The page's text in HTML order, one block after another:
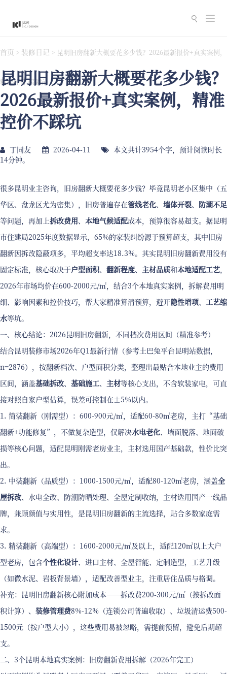
切
换
导
航
首页 > 装修日记 > 昆明旧房翻新大概要花多少钱？2026最新报价+真实案例，
精准控价不踩坑
昆明旧房翻新大概要花多少钱？
2026最新报价+真实案例，精准
控价不踩坑
丁同友 2026-04-11
本文共计3954个字，预计阅读时长
14分钟。
很多昆明业主咨询，旧房翻新大概要花多少钱？毕竟昆明老小区集中（五
华区、盘龙区尤为密集），旧房普遍存在管线老化、 墙体开裂、 防潮不足
等问题，再加上拆改费用、 本地气候适配成本，预算很容易超支。据昆明
市住建局2025年度数据显示，65%的家装纠纷源于预算超支，其中旧房
翻新因拆改隐蔽项多，平均超支率达18.3%。其实昆明旧房翻新费用没有
固定标准，核心取决于户型面积、 翻新程度、 主材品质和本地适配工艺，
2026年市场均价在600-2000元/㎡，结合3个本地真实案例，拆解费用明
细、影响因素和控价技巧，帮大家精准算清预算，避开隐性增项、 工艺缩
水等坑。
一、核心结论：2026昆明旧房翻新，不同档次费用区间（精准参考）
结合昆明装修市场2026年Q1最新行情（参考土巴兔平台昆明站数据，
n=2876），按翻新档次、户型面积分类，整理出最贴合本地业主的费用
区间，涵盖基础拆改、 基础施工、 主材等核心支出，不含软装家电，可直
接对照自家户型估算，误差可控制在±5%以内。
1. 简装翻新（刚需型）：600-900元/㎡，适配60-80㎡老房，主打“基础
翻新+功能修复”，不做复杂造型，仅解决水电老化、墙面脱落、地面破
损等核心问题，适配昆明刚需老房业主，主材选用国产基础款，性价比突
出。
2. 中装翻新（品质型）：1000-1500元/㎡，适配80-120㎡老房，涵盖全
屋拆改、水电全改、防潮防晒处理、全屋定制收纳，主材选用国产一线品
牌，兼顾颜值与实用性，是昆明旧房翻新的主流选择，贴合多数家庭需
求。
3. 精装翻新（高端型）：1600-2000元/㎡及以上，适配120㎡以上大户
型老房，包含个性化设计、进口主材、全屋智能、定制造型，工艺升级
（如微水泥、岩板背景墙），适配改善型业主，注重居住品质与格调。
补充：昆明旧房翻新核心附加成本——拆改费200-300元/㎡（按拆改面
积计算）、 装修管理费8%-12%（连锁公司普遍收取）、垃圾清运费500-
1500元（按户型大小），这些费用易被忽略，需提前预留，避免后期超
支。
二、3个昆明本地真实案例：旧房翻新费用拆解（2026年完工）